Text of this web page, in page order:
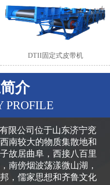
DTII固定式皮带机
介
PROFILE
公司位于山东济宁兖
南较大的物质集散地和
故居曲阜，西接八百里
南傍烟波荡漾微山湖，
，儒家思想和齐鲁文化